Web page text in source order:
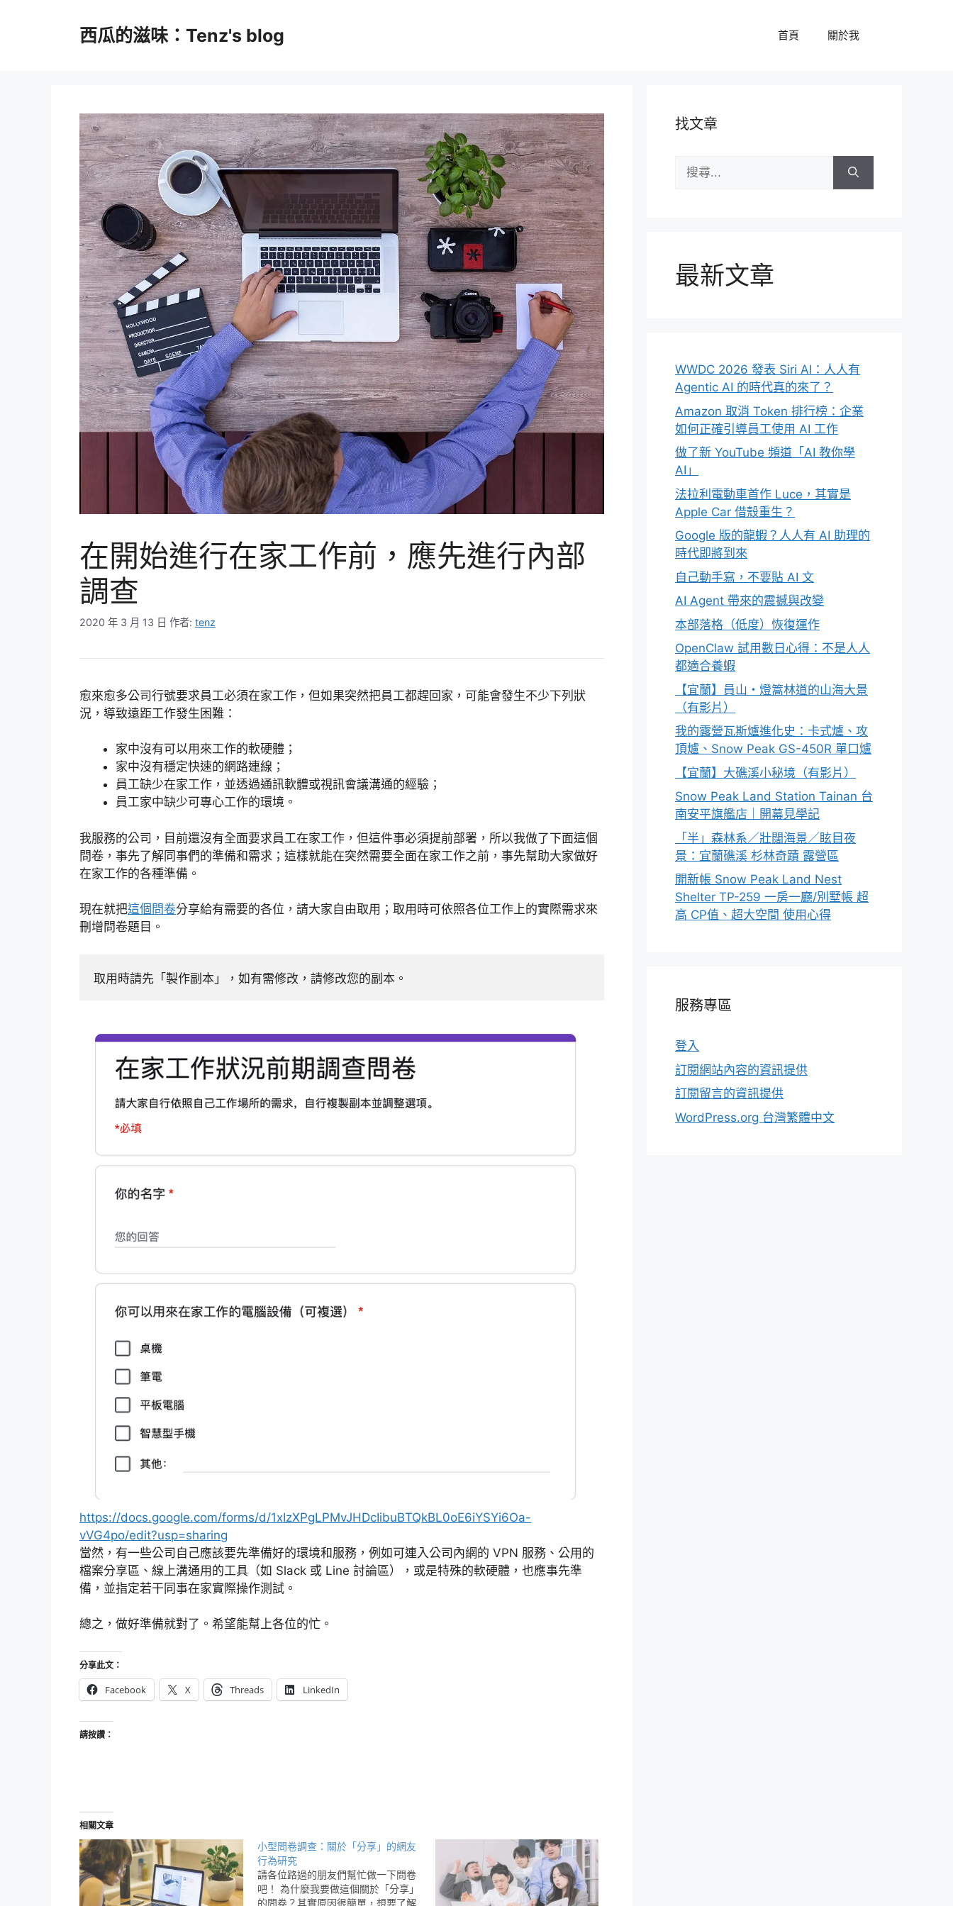
西瓜的滋味：Tenz's blog 首頁 關於我
在開始進行在家工作前，應先進行內部
調查
2020 年 3 月 13 日 作者: tenz
愈來愈多公司行號要求員工必須在家工作，但如果突然把員工都趕回家，可能會發生不少下列狀
況，導致遠距工作發生困難：
家中沒有可以用來工作的軟硬體；
家中沒有穩定快速的網路連線；
員工缺少在家工作，並透過通訊軟體或視訊會議溝通的經驗；
員工家中缺少可專心工作的環境。
我服務的公司，目前還沒有全面要求員工在家工作，但這件事必須提前部署，所以我做了下面這個
問卷，事先了解同事們的準備和需求；這樣就能在突然需要全面在家工作之前，事先幫助大家做好
在家工作的各種準備。
現在就把這個問卷分享給有需要的各位，請大家自由取用；取用時可依照各位工作上的實際需求來
刪增問卷題目。
取用時請先「製作副本」，如有需修改，請修改您的副本。
https://docs.google.com/forms/d/1xIzXPgLPMvJHDcIibuBTQkBL0oE6iYSYi6Oa-
vVG4po/edit?usp=sharing
當然，有一些公司自己應該要先準備好的環境和服務，例如可連入公司內網的 VPN 服務、公用的
檔案分享區、線上溝通用的工具（如 Slack 或 Line 討論區），或是特殊的軟硬體，也應事先準
備，並指定若干同事在家實際操作測試。
總之，做好準備就對了。希望能幫上各位的忙。
分享此文：
Facebook X Threads LinkedIn
請按讚：
相關文章
小型問卷調查：關於「分享」的網友
行為研究
請各位路過的朋友們幫忙做一下問卷
吧！ 為什麼我要做這個關於「分享」
的問卷？其實原因很簡單，想要了解
找文章
尋:
最新文章
WWDC 2026 發表 Siri AI：人人有
Agentic AI 的時代真的來了？
Amazon 取消 Token 排行榜：企業
如何正確引導員工使用 AI 工作
做了新 YouTube 頻道「AI 教你學
AI」
法拉利電動車首作 Luce，其實是
Apple Car 借殼重生？
Google 版的龍蝦？人人有 AI 助理的
時代即將到來
自己動手寫，不要貼 AI 文
AI Agent 帶來的震撼與改變
本部落格（低度）恢復運作
OpenClaw 試用數日心得：不是人人
都適合養蝦
【宜蘭】員山・燈篙林道的山海大景
（有影片）
我的露營瓦斯爐進化史：卡式爐、攻
頂爐、Snow Peak GS-450R 單口爐
【宜蘭】大礁溪小秘境（有影片）
Snow Peak Land Station Tainan 台
南安平旗艦店｜開幕見學記
「半」森林系／壯闊海景／眩目夜
景：宜蘭礁溪 杉林奇蹟 露營區
開新帳 Snow Peak Land Nest
Shelter TP-259 一房一廳/別墅帳 超
高 CP值、超大空間 使用心得
服務專區
登入
訂閱網站內容的資訊提供
訂閱留言的資訊提供
WordPress.org 台灣繁體中文